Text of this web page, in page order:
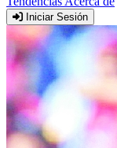
Iniciar Sesión